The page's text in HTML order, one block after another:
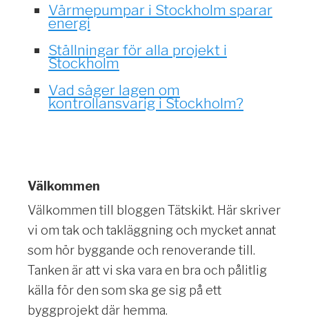
Värmepumpar i Stockholm sparar
energi
Ställningar för alla projekt i
Stockholm
Vad säger lagen om
kontrollansvarig i Stockholm?
Välkommen
Välkommen till bloggen Tätskikt. Här skriver
vi om tak och takläggning och mycket annat
som hör byggande och renoverande till.
Tanken är att vi ska vara en bra och pålitlig
källa för den som ska ge sig på ett
byggprojekt där hemma.